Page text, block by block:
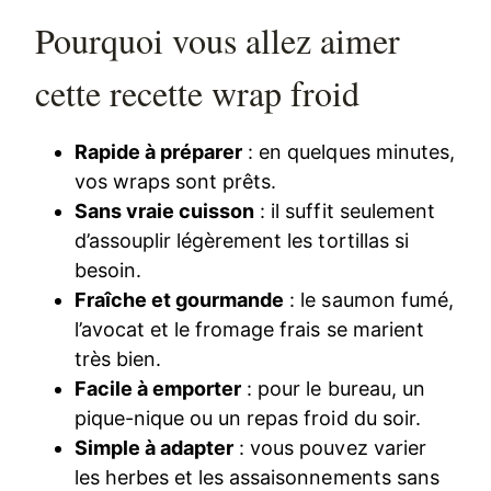
Pourquoi vous allez aimer
cette recette wrap froid
Rapide à préparer : en quelques minutes,
vos wraps sont prêts.
Sans vraie cuisson : il suffit seulement
d’assouplir légèrement les tortillas si
besoin.
Fraîche et gourmande : le saumon fumé,
l’avocat et le fromage frais se marient
très bien.
Facile à emporter : pour le bureau, un
pique-nique ou un repas froid du soir.
Simple à adapter : vous pouvez varier
les herbes et les assaisonnements sans